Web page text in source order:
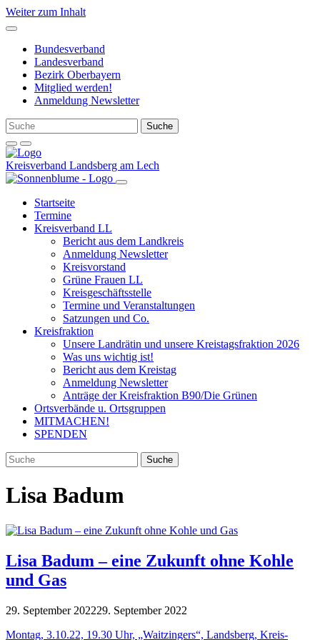
Weiter zum Inhalt
Bundesverband
Landesverband
Bezirk Oberbayern
Mitglied werden!
Anmeldung Newsletter
Kreisverband Landsberg am Lech
Startseite
Termine
Kreisverband LL
Bericht aus dem Landkreis
Anmeldung Newsletter
Kreisvorstand
Grüne Frauen LL
Kreisgeschäftsstelle
Termine und Veranstaltungen
Satzungen und Co.
Kreisfraktion
Unsere Landrätin und unsere Kreistagsfraktion 2026
Was uns wichtig ist!
Bericht aus dem Kreistag
Anmeldung Newsletter
Anträge der Kreisfraktion B90/Die Grünen
Ortsverbände u. Ortsgruppen
MITMACHEN!
SPENDEN
Lisa Badum
Lisa Badum – eine Zukunft ohne Kohle
und Gas
29. September 202229. September 2022
Montag, 3.10.22, 19.30 Uhr, „Waitzingers“, Landsberg, Kreis-